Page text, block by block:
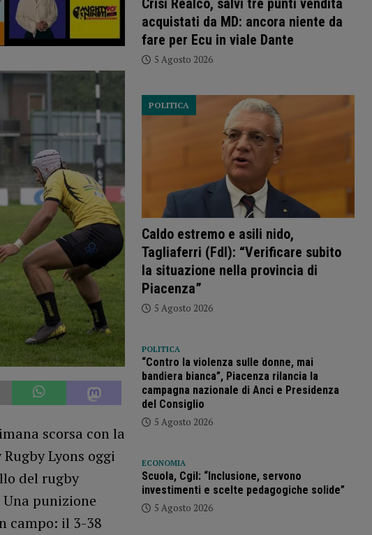
scorsa con la
Lyons oggi
del rugby
punizione
campo: il 3-38
Crisi Realco, salvi tre punti vendita
acquistati da MD: ancora niente da
fare per Ecu in viale Dante
5 Agosto 2026
Caldo estremo e asili nido,
Tagliaferri (FdI): “Verificare subito
la situazione nella provincia di
Piacenza”
POLITICA
5 Agosto 2026
POLITICA
“Contro la violenza sulle donne, mai
bandiera bianca”, Piacenza rilancia la
campagna nazionale di Anci e Presidenza
del Consiglio
5 Agosto 2026
ECONOMIA
Scuola, Cgil: “Inclusione, servono
investimenti e scelte pedagogiche solide”
5 Agosto 2026